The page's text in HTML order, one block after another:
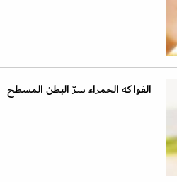
الفواكه الحمراء سرّ البطن المسطح